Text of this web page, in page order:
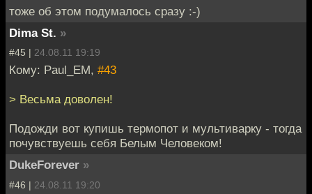
тоже об этом подумалось сразу :-)
Dima St. »
#45 | 24.08.11 19:19
Кому: Paul_EM, #43
> Весьма доволен!
Подожди вот купишь термопот и мультиварку - тогда
почувствуешь себя Белым Человеком!
DukeForever »
#46 | 24.08.11 19:20